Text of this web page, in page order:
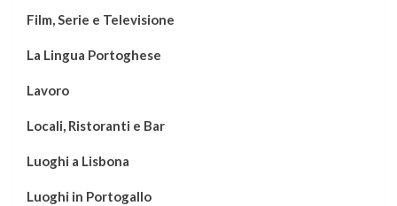
Film, Serie e Televisione
La Lingua Portoghese
Lavoro
Locali, Ristoranti e Bar
Luoghi a Lisbona
Luoghi in Portogallo